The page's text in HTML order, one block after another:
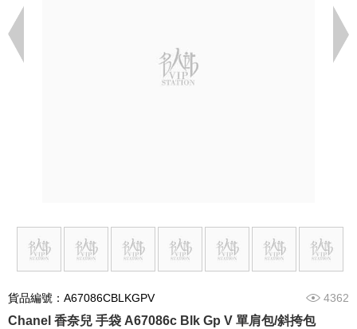
貨品編號：A67086CBLKGPV 4362
Chanel 香奈兒 手袋 A67086c Blk Gp V 單肩包/斜挎包